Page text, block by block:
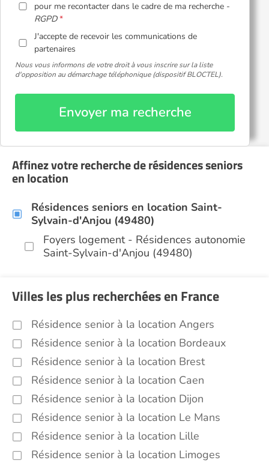
pour me recontacter dans le cadre de ma recherche -
RGPD
J'accepte de recevoir les communications de
partenaires
Nous vous informons de votre droit à vous inscrire sur la liste
d'opposition au démarchage téléphonique (dispositif BLOCTEL).
Envoyer ma recherche
Affinez votre recherche de résidences seniors
en location
Résidences seniors en location Saint-
Sylvain-d'Anjou (49480)
Foyers logement - Résidences autonomie
Saint-Sylvain-d'Anjou (49480)
Villes les plus recherchées en France
Résidence senior à la location Angers
Résidence senior à la location Bordeaux
Résidence senior à la location Brest
Résidence senior à la location Caen
Résidence senior à la location Dijon
Résidence senior à la location Le Mans
Résidence senior à la location Lille
Résidence senior à la location Limoges